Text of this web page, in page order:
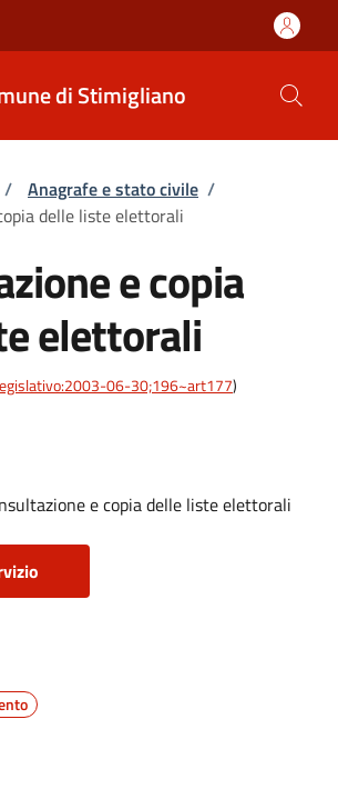
di Stimigliano
pane
/ Anagrafe e stato civile /
delle liste elettorali
e copia
elettorali
06-30;196~art177)
e copia delle liste elettorali